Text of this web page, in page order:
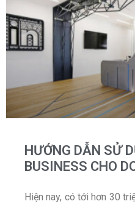
HƯỚNG DẪN SỬ
BUSINESS CHO
Hiện nay, có tới hơn 30